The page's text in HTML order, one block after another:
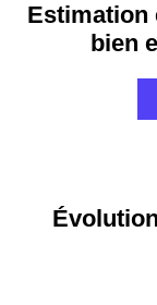
Estimation
bien